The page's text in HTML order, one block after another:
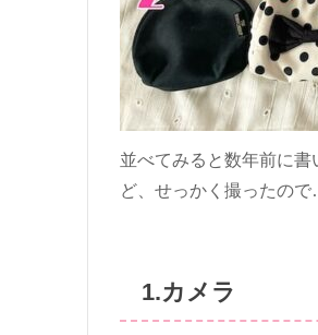
並べてみると数年前に
ど、せっかく撮ったので
1.カメラ